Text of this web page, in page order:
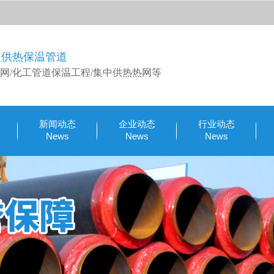
热保温管道
/化工管道保温工程/集中供热热网等
新闻动态
News
企业动态
News
行业动态
News